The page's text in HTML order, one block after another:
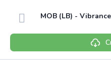
MOB (LB) -